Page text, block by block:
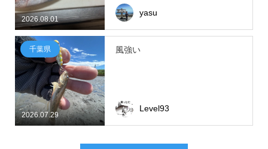
2026.08.01
yasu
2026.07.29
千葉県 風強い
Level93